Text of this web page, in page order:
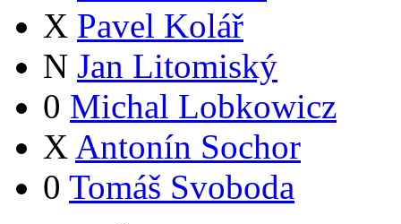
X Pavel Kolář
N Jan Litomiský
0 Michal Lobkowicz
X Antonín Sochor
0 Tomáš Svoboda